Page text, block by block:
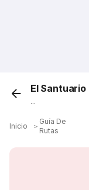
El Santuario
...
Inicio ＞
Guía De
Rutas